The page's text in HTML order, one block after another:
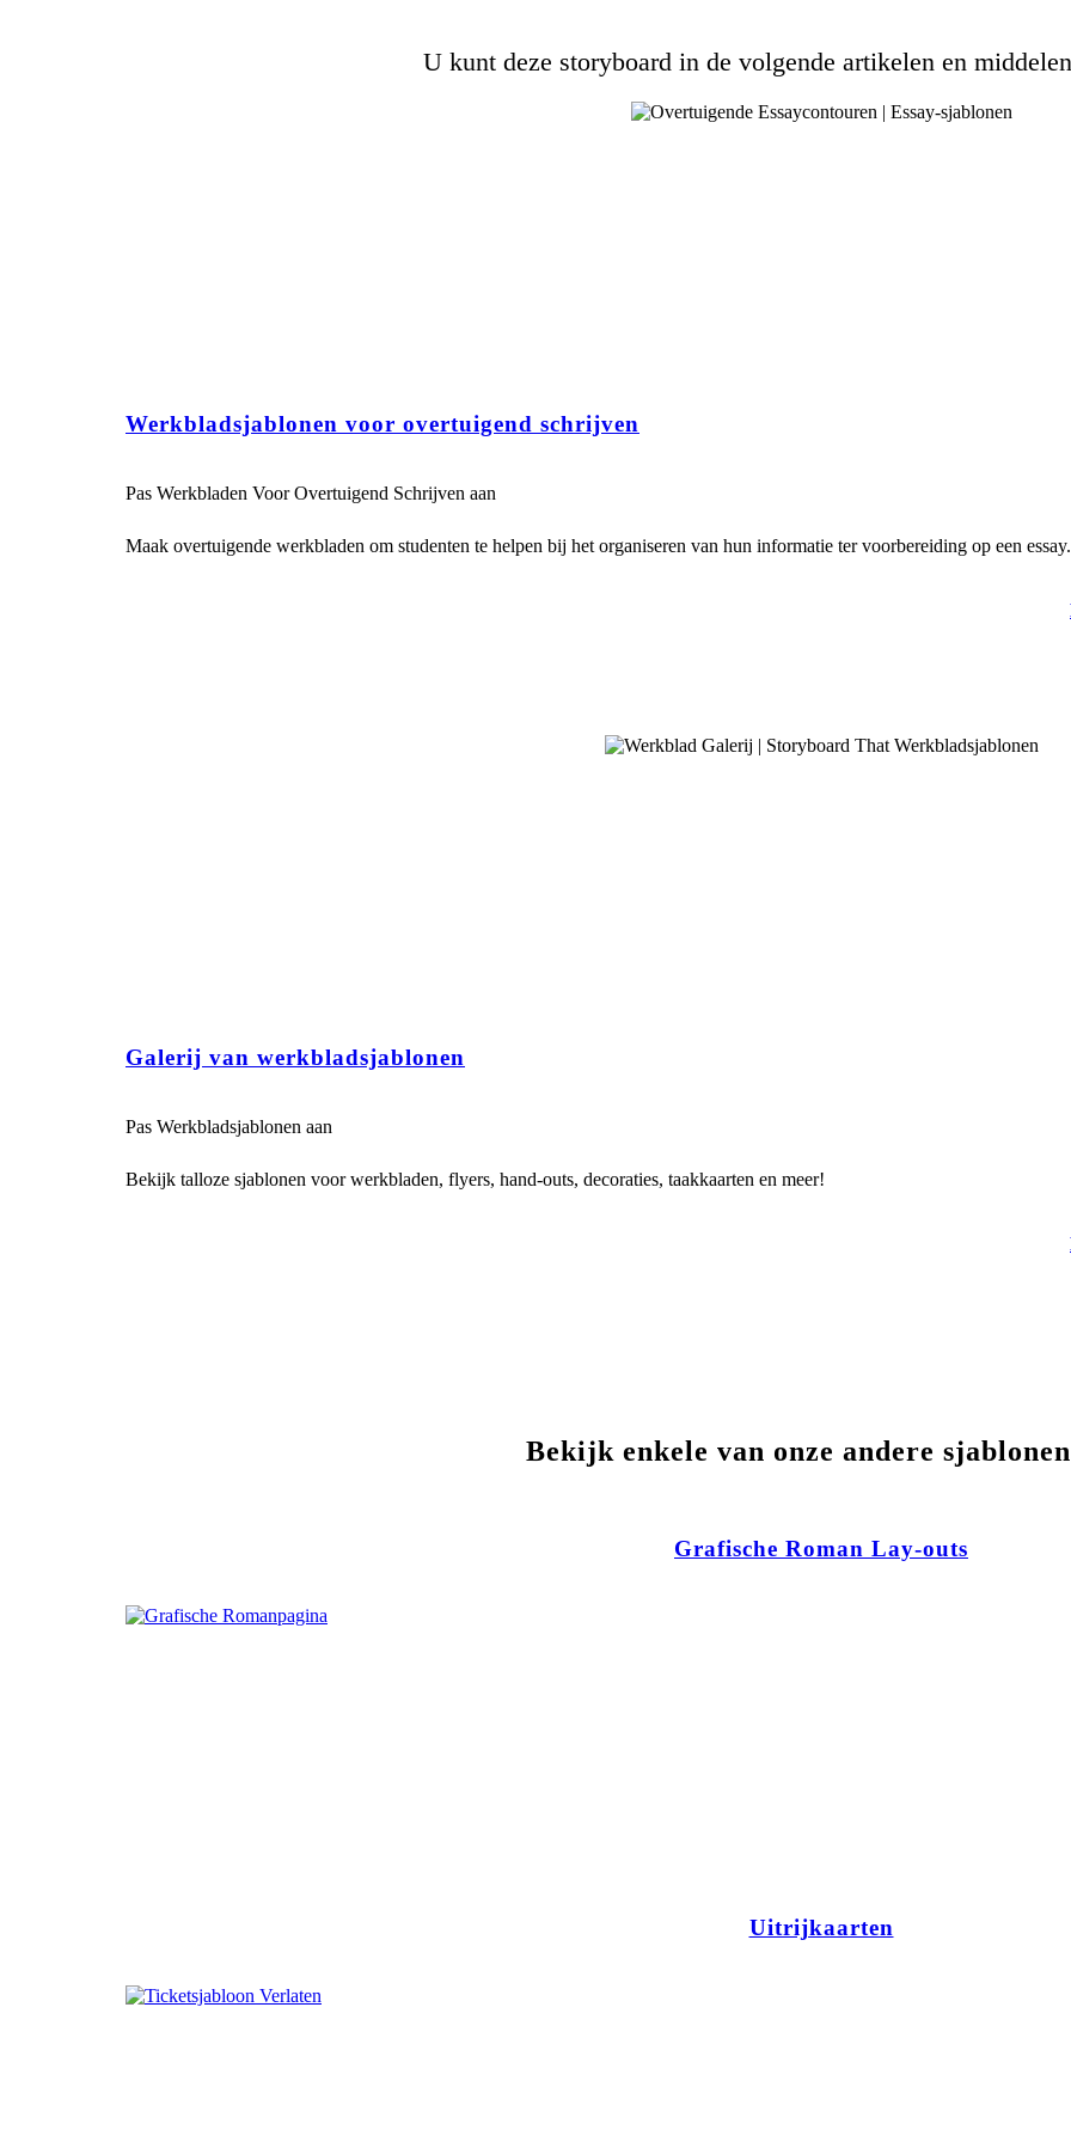
U kunt deze storyboard in de volgende artikelen en
Werkbladsjablonen voor overtuigend schrijven
Pas Werkbladen Voor Overtuigend Schrijven aan
Maak overtuigende werkbladen om studenten te helpen bij het organiseren van hun informatie ter voorbereiding op een essay.
Galerij van werkbladsjablonen
Pas Werkbladsjablonen aan
Bekijk talloze sjablonen voor werkbladen, flyers, hand-outs, decoraties, taakkaarten en meer!
Bekijk enkele van onze andere
Grafische Roman Lay-outs
Uitrijkaarten